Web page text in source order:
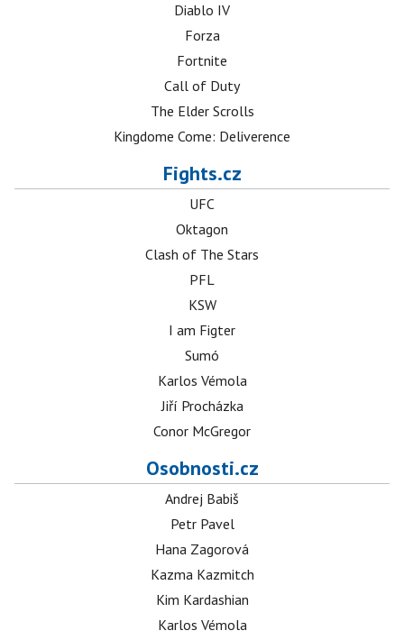
Diablo IV
Forza
Fortnite
Call of Duty
The Elder Scrolls
Kingdome Come: Deliverence
Fights.cz
UFC
Oktagon
Clash of The Stars
PFL
KSW
I am Figter
Sumó
Karlos Vémola
Jiří Procházka
Conor McGregor
Osobnosti.cz
Andrej Babiš
Petr Pavel
Hana Zagorová
Kazma Kazmitch
Kim Kardashian
Karlos Vémola